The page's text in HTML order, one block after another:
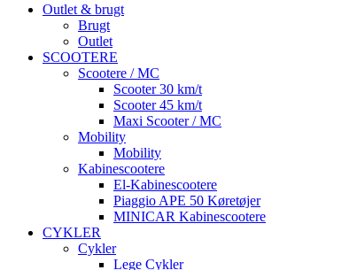
Outlet & brugt
Brugt
Outlet
SCOOTERE
Scootere / MC
Scooter 30 km/t
Scooter 45 km/t
Maxi Scooter / MC
Mobility
Mobility
Kabinescootere
El-Kabinescootere
Piaggio APE 50 Køretøjer
MINICAR Kabinescootere
CYKLER
Cykler
Lege Cykler